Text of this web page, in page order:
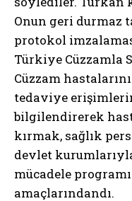
Onun geri durmaz
protokol
Türkiye Cüzzamla
Cüzzam
tedaviye
bilgilendirerek
kırmak, sağlık
devlet
mücadele
amaçlarındandı.